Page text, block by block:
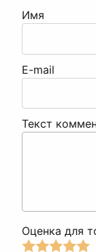
Имя
E-mail
Текст
Оценка для